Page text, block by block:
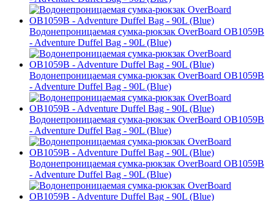
Водонепроницаемая сумка-рюкзак OverBoard OB1059B
- Adventure Duffel Bag - 90L (Blue)
Водонепроницаемая сумка-рюкзак OverBoard OB1059B
- Adventure Duffel Bag - 90L (Blue)
Водонепроницаемая сумка-рюкзак OverBoard OB1059B
- Adventure Duffel Bag - 90L (Blue)
Водонепроницаемая сумка-рюкзак OverBoard OB1059B
- Adventure Duffel Bag - 90L (Blue)